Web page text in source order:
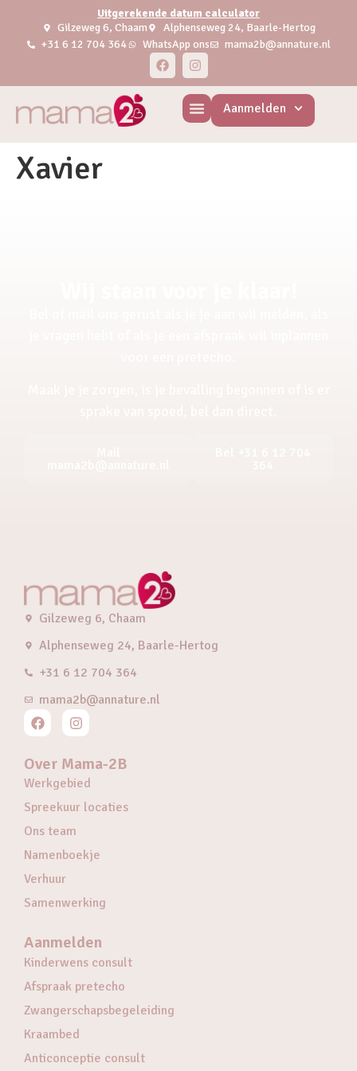
Uitgerekende datum calculator
Gilzeweg 6, Chaam
Alphenseweg 24, Baarle-Hertog
+31 6 12 704 364
WhatsApp ons mama2b@annature.nl
Aanmelden
Xavier
Gilzeweg 6, Chaam
Alphenseweg 24, Baarle-Hertog
+31 6 12 704 364
mama2b@annature.nl
Over Mama-2B
Werkgebied
Spreekuur locaties
Ons team
Namenboekje
Verhuur
Samenwerking
Aanmelden
Kinderwens consult
Afspraak pretecho
Zwangerschapsbegeleiding
Kraambed
Anticonceptie consult